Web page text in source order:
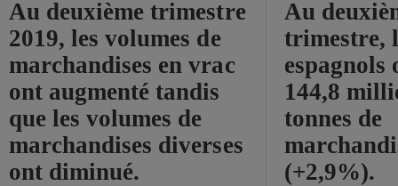
Au deuxième trimestre
2019, les volumes de
marchandises en vrac
ont augmenté tandis
que les volumes de
marchandises diverses
ont diminué.
Au
trimestre,
144,8
tonnes de
(+2,9%).